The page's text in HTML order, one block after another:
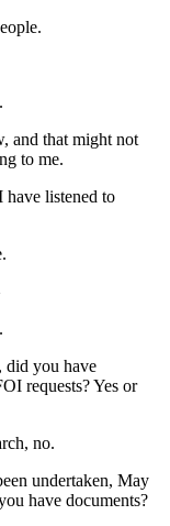
and that might not
to me.
have listened to
did you have
requests? Yes or
no.
undertaken, May
have documents?